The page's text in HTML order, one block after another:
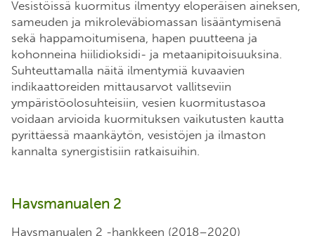
Vesistöissä kuormitus ilmentyy eloperäisen aineksen,
sameuden ja mikroleväbiomassan lisääntymisenä
sekä happamoitumisena, hapen puutteena ja
kohonneina hiilidioksidi- ja metaanipitoisuuksina.
Suhteuttamalla näitä ilmentymiä kuvaavien
indikaattoreiden mittausarvot vallitseviin
ympäristöolosuhteisiin, vesien kuormitustasoa
voidaan arvioida kuormituksen vaikutusten kautta
pyrittäessä maankäytön, vesistöjen ja ilmaston
kannalta synergistisiin ratkaisuihin.
Havsmanualen 2
Havsmanualen 2 -hankkeen (2018–2020)